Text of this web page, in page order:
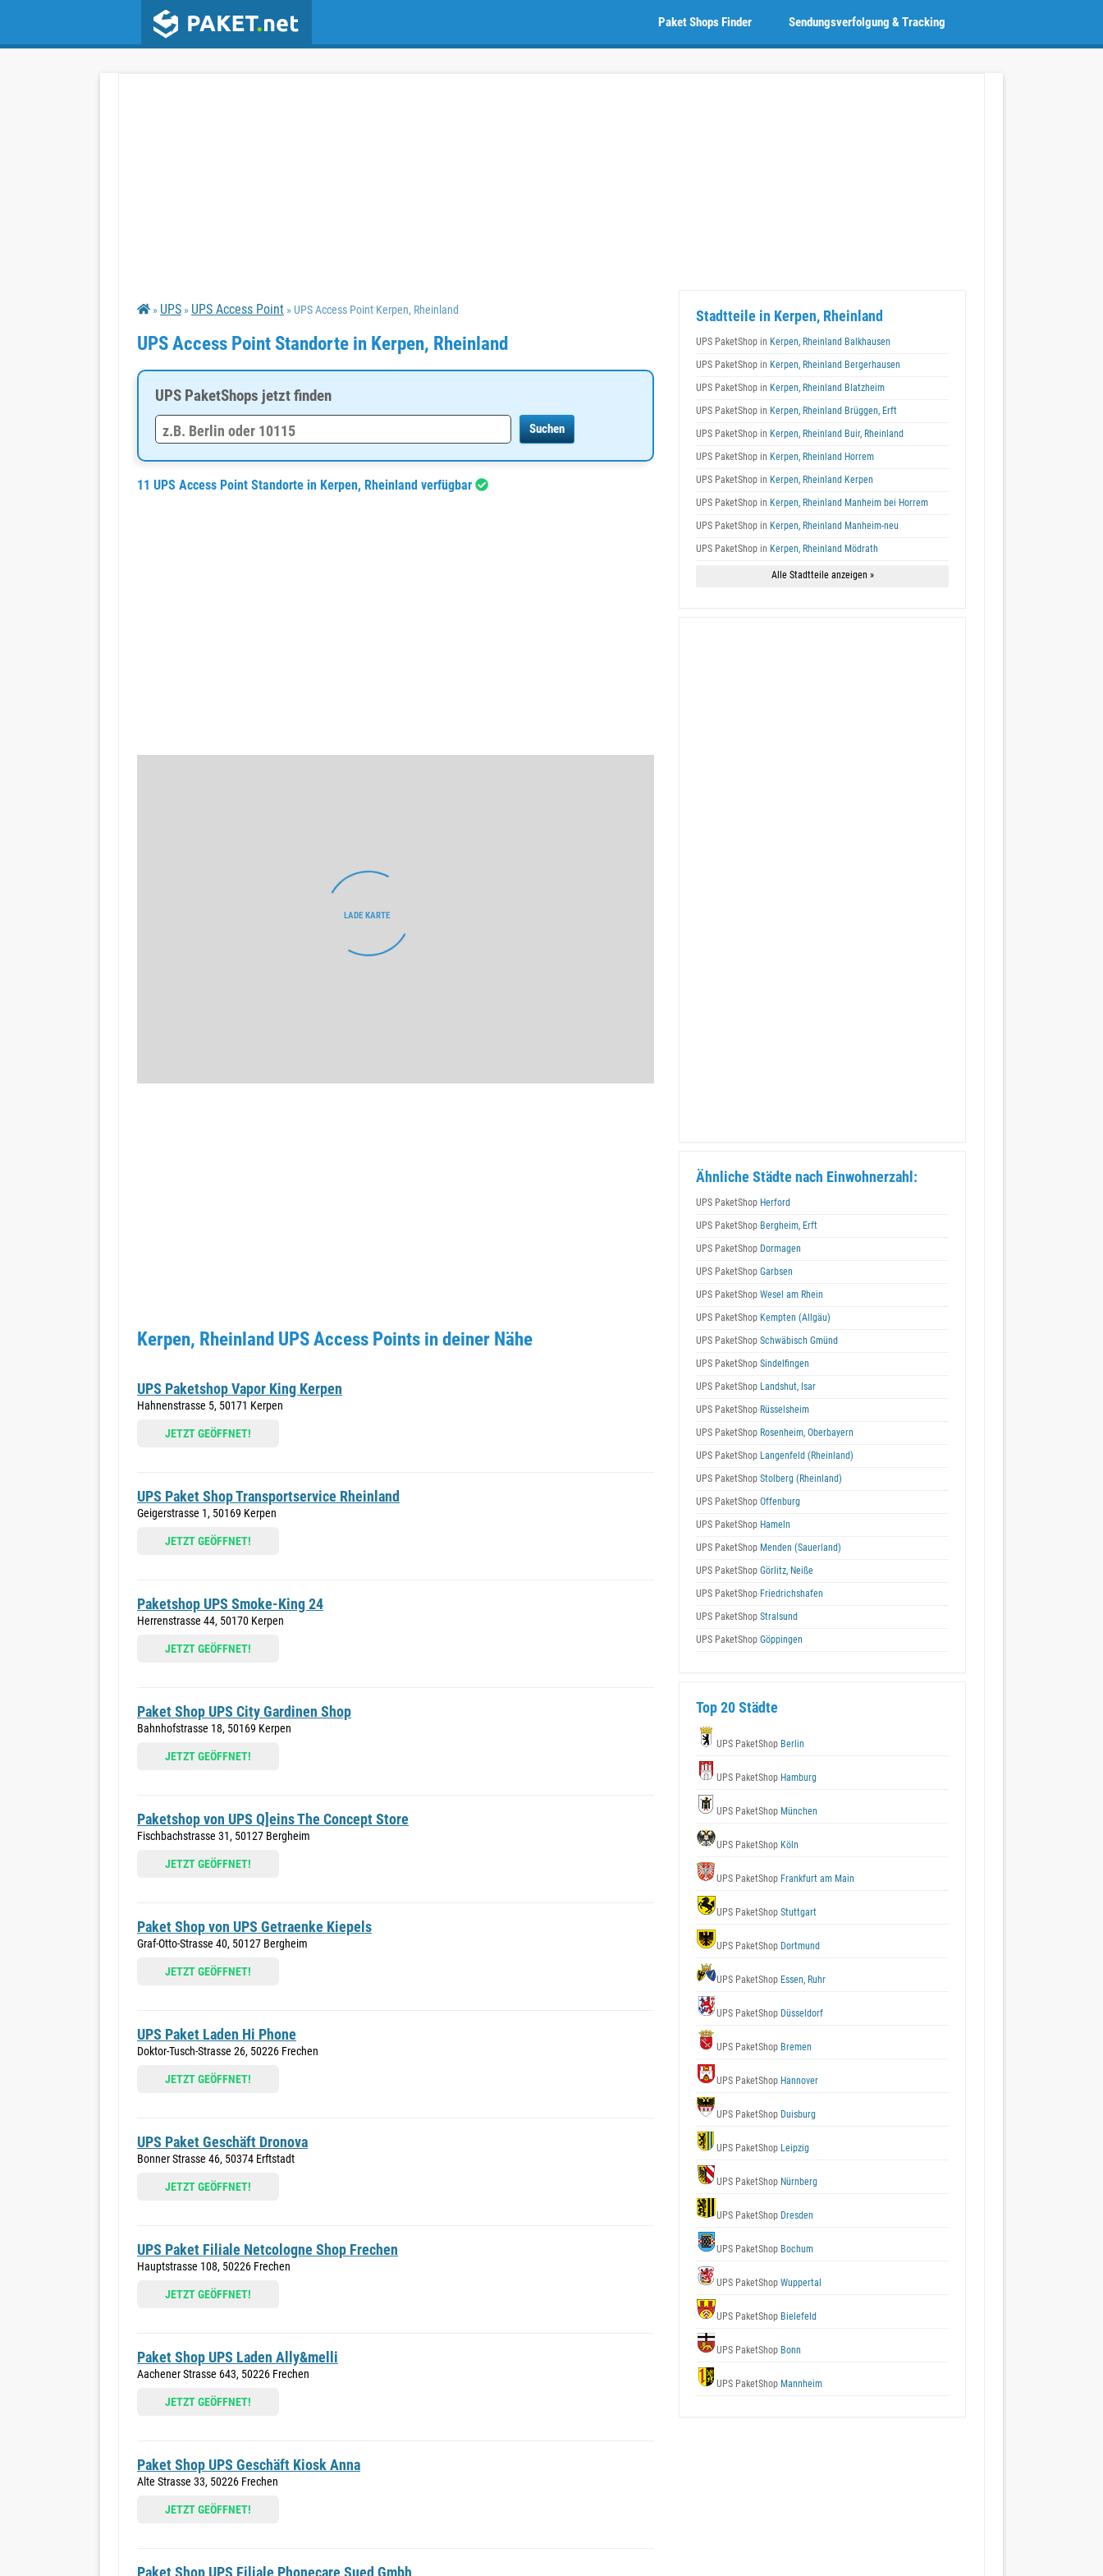
Sendungsverfolgung & Tracking
Paket Shops Finder
» UPS » UPS Access Point » UPS Access Point Kerpen, Rheinland
UPS Access Point Standorte in Kerpen, Rheinland
UPS PaketShops jetzt finden
11 UPS Access Point Standorte in Kerpen, Rheinland verfügbar
Kerpen, Rheinland UPS Access Points in deiner Nähe
UPS Paketshop Vapor King Kerpen
Hahnenstrasse 5, 50171 Kerpen
JETZT GEÖFFNET!
UPS Paket Shop Transportservice Rheinland
Geigerstrasse 1, 50169 Kerpen
JETZT GEÖFFNET!
Paketshop UPS Smoke-King 24
Herrenstrasse 44, 50170 Kerpen
JETZT GEÖFFNET!
Paket Shop UPS City Gardinen Shop
Bahnhofstrasse 18, 50169 Kerpen
JETZT GEÖFFNET!
Paketshop von UPS Q]eins The Concept Store
Fischbachstrasse 31, 50127 Bergheim
JETZT GEÖFFNET!
Paket Shop von UPS Getraenke Kiepels
Graf-Otto-Strasse 40, 50127 Bergheim
JETZT GEÖFFNET!
UPS Paket Laden Hi Phone
Doktor-Tusch-Strasse 26, 50226 Frechen
JETZT GEÖFFNET!
UPS Paket Geschäft Dronova
Bonner Strasse 46, 50374 Erftstadt
JETZT GEÖFFNET!
UPS Paket Filiale Netcologne Shop Frechen
Hauptstrasse 108, 50226 Frechen
JETZT GEÖFFNET!
Paket Shop UPS Laden Ally&melli
Aachener Strasse 643, 50226 Frechen
JETZT GEÖFFNET!
Paket Shop UPS Geschäft Kiosk Anna
Alte Strasse 33, 50226 Frechen
JETZT GEÖFFNET!
Paket Shop UPS Filiale Phonecare Sued Gmbh
Stadtteile in Kerpen, Rheinland
UPS PaketShop in Kerpen, Rheinland Balkhausen
UPS PaketShop in Kerpen, Rheinland Bergerhausen
UPS PaketShop in Kerpen, Rheinland Blatzheim
UPS PaketShop in Kerpen, Rheinland Brüggen, Erft
UPS PaketShop in Kerpen, Rheinland Buir, Rheinland
UPS PaketShop in Kerpen, Rheinland Horrem
UPS PaketShop in Kerpen, Rheinland Kerpen
UPS PaketShop in Kerpen, Rheinland Manheim bei Horrem
UPS PaketShop in Kerpen, Rheinland Manheim-neu
UPS PaketShop in Kerpen, Rheinland Mödrath
Alle Stadtteile anzeigen »
Ähnliche Städte nach Einwohnerzahl:
UPS PaketShop Herford
UPS PaketShop Bergheim, Erft
UPS PaketShop Dormagen
UPS PaketShop Garbsen
UPS PaketShop Wesel am Rhein
UPS PaketShop Kempten (Allgäu)
UPS PaketShop Schwäbisch Gmünd
UPS PaketShop Sindelfingen
UPS PaketShop Landshut, Isar
UPS PaketShop Rüsselsheim
UPS PaketShop Rosenheim, Oberbayern
UPS PaketShop Langenfeld (Rheinland)
UPS PaketShop Stolberg (Rheinland)
UPS PaketShop Offenburg
UPS PaketShop Hameln
UPS PaketShop Menden (Sauerland)
UPS PaketShop Görlitz, Neiße
UPS PaketShop Friedrichshafen
UPS PaketShop Stralsund
UPS PaketShop Göppingen
Top 20 Städte
UPS PaketShop Berlin
UPS PaketShop Hamburg
UPS PaketShop München
UPS PaketShop Köln
UPS PaketShop Frankfurt am Main
UPS PaketShop Stuttgart
UPS PaketShop Dortmund
UPS PaketShop Essen, Ruhr
UPS PaketShop Düsseldorf
UPS PaketShop Bremen
UPS PaketShop Hannover
UPS PaketShop Duisburg
UPS PaketShop Leipzig
UPS PaketShop Nürnberg
UPS PaketShop Dresden
UPS PaketShop Bochum
UPS PaketShop Wuppertal
UPS PaketShop Bielefeld
UPS PaketShop Bonn
UPS PaketShop Mannheim